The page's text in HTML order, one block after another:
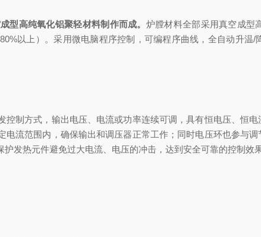
型高纯氧化铝聚轻材料制作而成。 炉膛材料全部采用真空成型
以上）。采用微电脑程序控制，可编程序曲线，全自动升温
方式，输出电压、电流或功率连续可调，具有恒电压、恒
流范围内，确保输出和调压器正常工作；同时电压环也参与
发热元件避免过大电流、电压的冲击，达到安全可靠的控制效